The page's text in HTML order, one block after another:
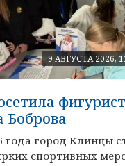
9 АВГУСТА 2026,
Боброва
года город Клинцы
спортивных